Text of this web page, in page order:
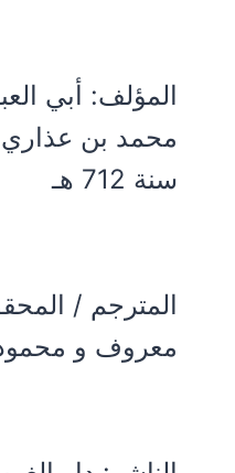
المؤلف: أبي
محمد بن عذاري
سنة 712 هـ
المترجم /
معروف و